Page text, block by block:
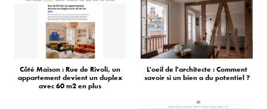
Côté Maison : Rue de Rivoli, un
appartement devient un duplex
avec 60 m2 en plus
L'oeil de l'architecte : Comment
savoir si un bien a du potentiel ?